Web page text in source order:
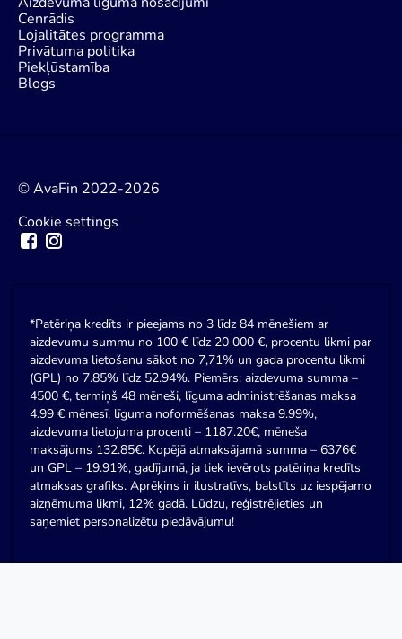
Cenrādis
Lojalitātes programma
Privātuma politika
Piekļūstamība
Blogs
© AvaFin 2022-2026
Cookie settings
*Patēriņa kredīts ir pieejams no 3 līdz 84 mēnešiem ar
aizdevumu summu no 100 € līdz 20 000 €, procentu likmi par
aizdevuma lietošanu sākot no 7,71% un gada procentu likmi
(GPL) no 7.85% līdz 52.94%. Piemērs: aizdevuma summa –
4500 €, termiņš 48 mēneši, līguma administrēšanas maksa
4.99 € mēnesī, līguma noformēšanas maksa 9.99%,
aizdevuma lietojuma procenti – 1187.20€, mēneša
maksājums 132.85€. Kopējā atmaksājamā summa – 6376€
un GPL – 19.91%, gadījumā, ja tiek ievērots patēriņa kredīts
atmaksas grafiks. Aprēķins ir ilustratīvs, balstīts uz iespējamo
aizņēmuma likmi, 12% gadā. Lūdzu, reģistrējieties un
saņemiet personalizētu piedāvājumu!